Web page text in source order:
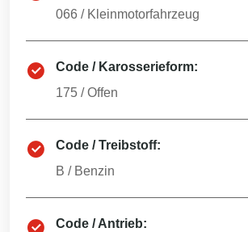
066 / Kleinmotorfahrzeug
Code / Karosserieform:
175 /Offen
Code / Treibstoff:
B / Benzin
Code / Antrieb: